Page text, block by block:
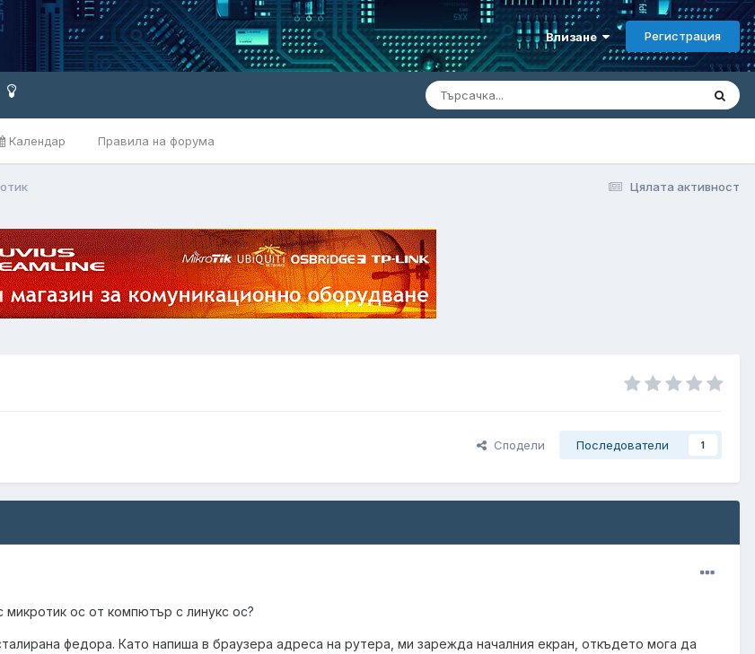
Влизане Регистрация
Календар Правила на форума
Цялата активност
Сподели Последователи 1
ос от компютър с линукс ос?
федора. Като напиша в браузера адреса на рутера, ми зарежда началния екран, откъдето мога да